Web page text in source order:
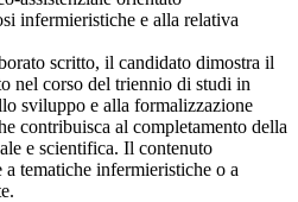
infermieristiche e alla relativa
scritto, il candidato dimostra il
nel corso del triennio di studi in
sviluppo e alla formalizzazione
contribuisca al completamento della
e scientifica. Il contenuto
tematiche infermieristiche o a